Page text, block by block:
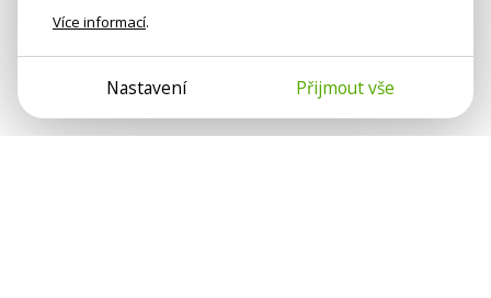
Více informací.
Nastavení Přijmout vše